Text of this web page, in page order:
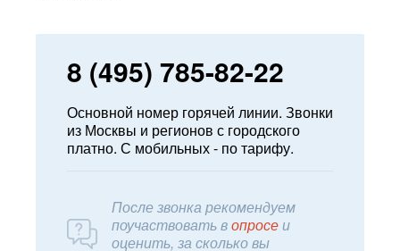
8 (495) 785-82-22
Основной номер горячей линии. Звонки
из Москвы и регионов с городского
платно. С мобильных - по тарифу.
После звонка рекомендуем
поучаствовать вопросеи
оценить, за сколько вы